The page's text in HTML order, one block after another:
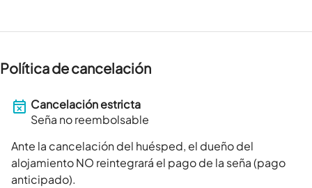
Política de cancelación
Cancelación estricta
Seña no reembolsable
Ante la cancelación del huésped, el dueño del
alojamiento NO reintegrará el pago de la seña (pago
anticipado).